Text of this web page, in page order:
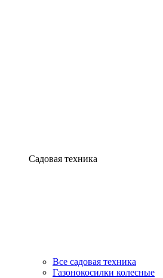
Садовая техника
Все садовая техника
Газонокосилки колесные